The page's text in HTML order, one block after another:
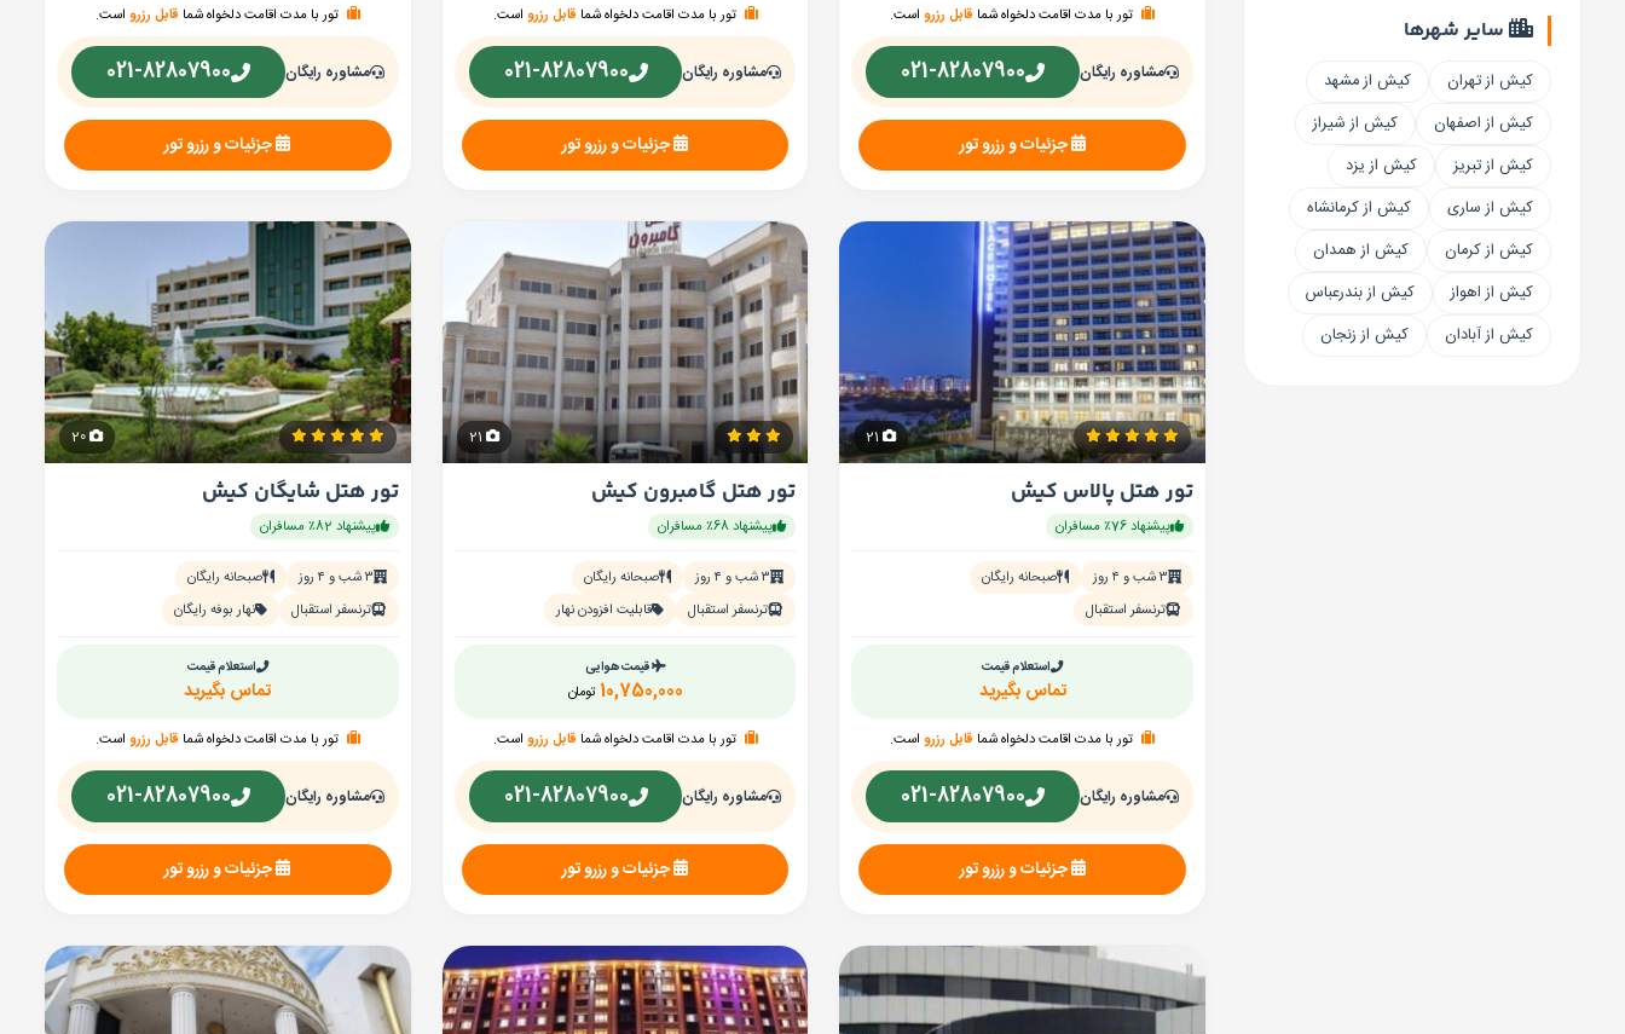
سایر شهرها
کیش از تهران
کیش از مشهد
کیش از اصفهان
کیش از شیراز
کیش از تبریز
کیش از یزد
کیش از ساری
کیش از کرمانشاه
کیش از کرمان
کیش از همدان
کیش از اهواز
کیش از بندرعباس
کیش از آبادان
کیش از زنجان
تور با مدت اقامت دلخواه شما قابل رزرواست.
مشاوره رایگان 021-82807900
جزئیات و رزرو تور
تور با مدت اقامت دلخواه شما قابل رزرو است.
مشاوره رایگان 021-82807900
جزئیات و رزرو تور
تور با مدت اقامت دلخواه شما قابل رزرو است.
مشاوره رایگان 021-82807900
جزئیات و رزرو تور
21
تور هتل پالاس کیش
پیشنهاد 76٪ مسافران
۳ شب و ۴ روز
صبحانه رایگان
ترنسفر استقبال
استعلام قیمت
تماس بگیرید
تور با مدت اقامت دلخواه شما قابل رزرواست.
مشاوره رایگان 021-82807900
جزئیات و رزرو تور
تور هتل گامبرون کیش
پیشنهاد 68٪ مسافران
۳ شب و ۴ روز
صبحانه رایگان
ترنسفر استقبال
قابلیت افزودن نهار
قیمت هوایی
تومان 10,750,000
تور با مدت اقامت دلخواه شما قابل رزرو است.
مشاوره رایگان 021-82807900
جزئیات و رزرو تور
20
تور هتل شایگان کیش
پیشنهاد 82٪ مسافران
۳ شب و ۴ روز
صبحانه رایگان
ترنسفر استقبال
نهار بوفه رایگان
استعلام قیمت
تماس بگیرید
تور با مدت اقامت دلخواه شما قابل رزرو است.
مشاوره رایگان 021-82807900
جزئیات و رزرو تور